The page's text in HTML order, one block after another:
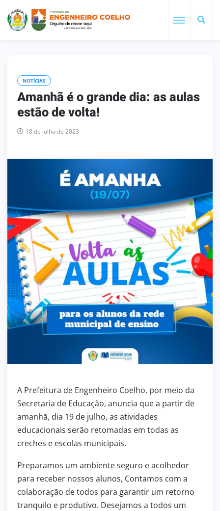
NOTÍCIAS
Amanhã é o grande dia: as aulas
estão de volta!
18 de julho de 2023
A Prefeitura de Engenheiro Coelho, por meio da
Secretaria de Educação, anuncia que a partir de
amanhã, dia 19 de julho, as atividades
educacionais serão retomadas em todas as
creches e escolas municipais.
Preparamos um ambiente seguro e acolhedor
para receber nossos alunos, Contamos com a
colaboração de todos para garantir um retorno
tranquilo e produtivo. Desejamos a todos um